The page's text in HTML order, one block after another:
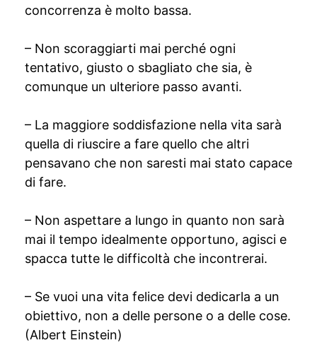
concorrenza è molto bassa.
– Non scoraggiarti mai perché ogni
tentativo, giusto o sbagliato che sia, è
comunque un ulteriore passo avanti.
– La maggiore soddisfazione nella vita sarà
quella di riuscire a fare quello che altri
pensavano che non saresti mai stato capace
di fare.
– Non aspettare a lungo in quanto non sarà
mai il tempo idealmente opportuno, agisci e
spacca tutte le difficoltà che incontrerai.
– Se vuoi una vita felice devi dedicarla a un
obiettivo, non a delle persone o a delle cose.
(Albert Einstein)